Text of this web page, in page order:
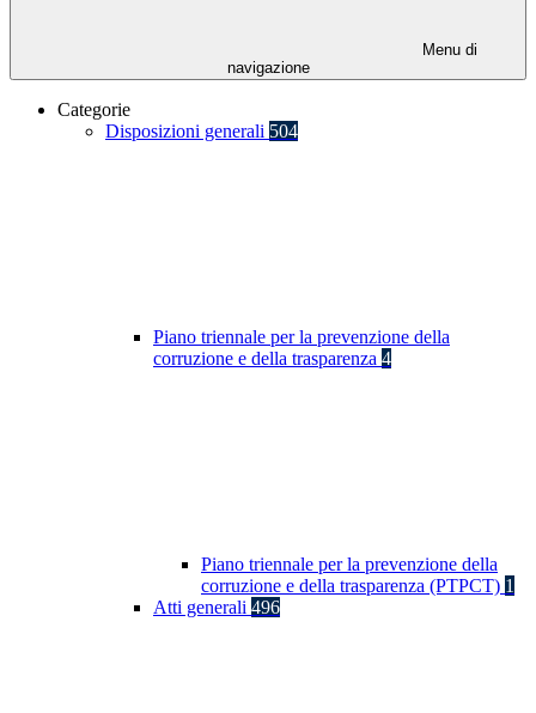
Menu di
navigazione
Categorie
Disposizioni generali 504
Piano triennale per la prevenzione della
corruzione e della trasparenza 4
Piano triennale per la prevenzione della
corruzione e della trasparenza (PTPCT) 1
Atti generali 496